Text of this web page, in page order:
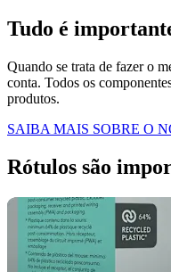
Tudo é
Quando se trata de fazer o
conta. Todos os
produtos.
SAIBA MAIS SOBRE O
Rótulos são